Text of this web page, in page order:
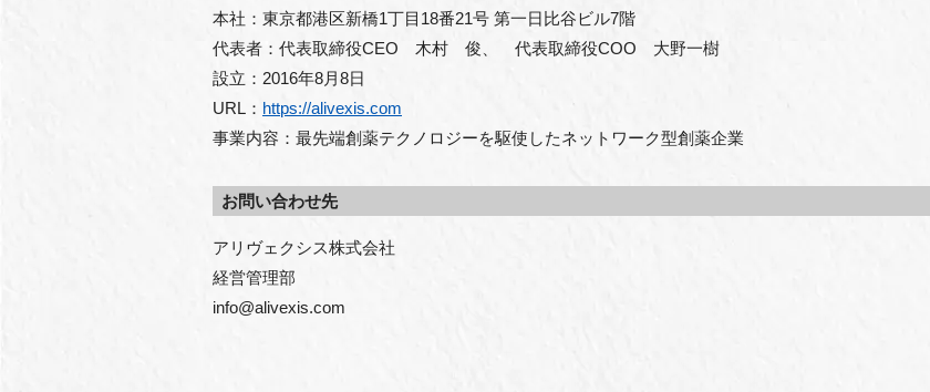
本社：東京都港区新橋1丁目18番21号 第一日比谷ビル7階
代表者：代表取締役CEO 木村 俊、 代表取締役COO 大野一樹
設立：2016年8月8日
URL： https://alivexis.com
事業内容：最先端創薬テクノロジーを駆使したネットワーク型創薬企業
お問い合わせ先
アリヴェクシス株式会社
経営管理部
info@alivexis.com